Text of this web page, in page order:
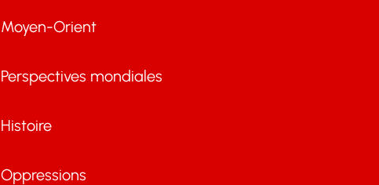
Moyen-Orient
Perspectives mondiales
Histoire
Oppressions